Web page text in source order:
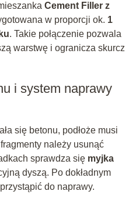
Cement Filler z
w proporcji ok. 1
. Takie połączenie pozwala
warstwę i ogranicza skurcz
i system naprawy
się betonu, podłoże musi
należy usunąć
sprawdza się myjka
dyszą. Po dokładnym
do naprawy.